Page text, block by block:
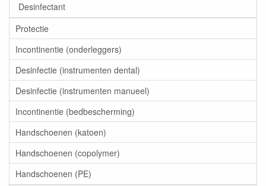
Desinfectant
Protectie
Incontinentie (onderleggers)
Desinfectie (instrumenten dental)
Desinfectie (instrumenten manueel)
Incontinentie (bedbescherming)
Handschoenen (katoen)
Handschoenen (copolymer)
Handschoenen (PE)